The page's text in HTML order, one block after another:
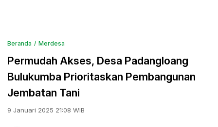
Beranda Merdesa
Permudah Akses, Desa Padangloang
Bulukumba Prioritaskan Pembangunan
Jembatan Tani
9 Januari 2025 21:08 WIB